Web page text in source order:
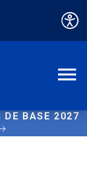
DE BASE 2027